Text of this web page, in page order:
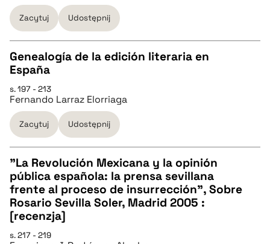
pobierz cytat
BIBTEX
Zacytuj Udostępnij
CZYSTY TEKST
pobierz cytat
BIBTEX
pobierz cytat
Genealogía de la edición literaria en
España
s. 197 - 213
Fernando Larraz Elorriaga
Zacytuj Udostępnij
CZYSTY TEKST
pobierz cytat
"La Revolución Mexicana y la opinión
pública española: la prensa sevillana
frente al proceso de insurrección", Sobre
Rosario Sevilla Soler, Madrid 2005 :
[recenzja]
s. 217 - 219